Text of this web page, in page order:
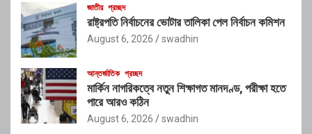
জাতীয় প্রচ্ছদ
রাষ্ট্রপতি নির্বাচনের ভোটার তালিকা পেল নির্বাচন কমিশন
August 6, 2026 swadhin
আন্তর্জাতিক প্রচ্ছদ
মার্কিন নাগরিকত্বে নতুন শিক্ষাগত মানদণ্ড, পরীক্ষা হতে
পারে আরও কঠিন
August 6, 2026 swadhin